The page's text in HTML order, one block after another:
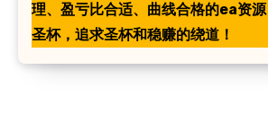
理、盈亏比合适、曲线合格的ea资
圣杯，追求圣杯和稳赚的绕道！